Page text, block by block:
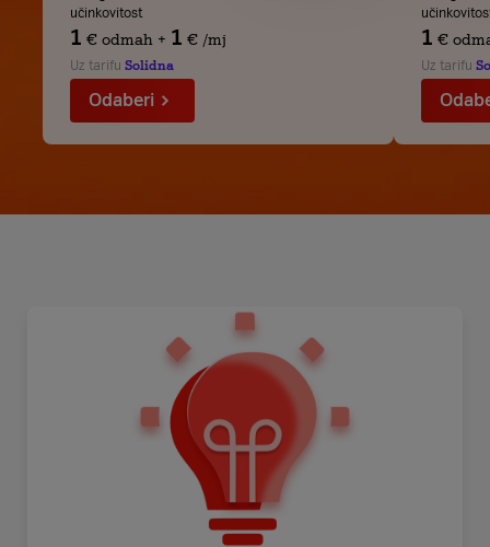
1 € odmah + 1 € /mj
Uz tarifu Solidna
Odaberi
1 €
Uz tarifu